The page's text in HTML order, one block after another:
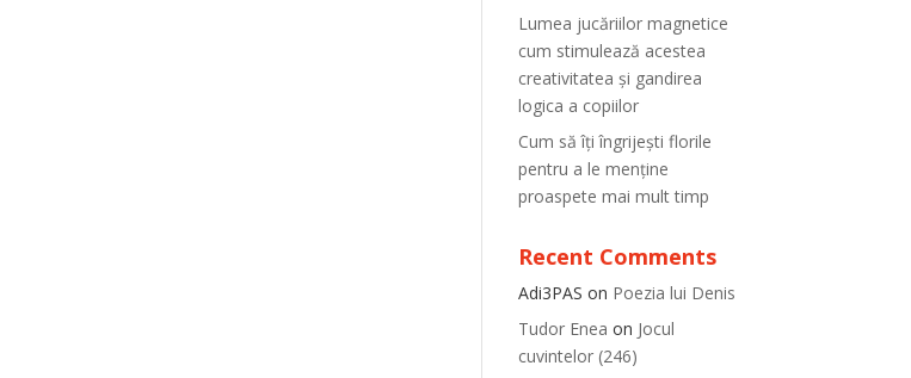
Lumea jucăriilor magnetice
cum stimulează acestea
creativitatea și gandirea
logica a copiilor
Cum să îți îngrijești florile
pentru a le menține
proaspete mai mult timp
Recent Comments
Adi3PAS on Poezia lui Denis
Tudor Enea on Jocul
cuvintelor (246)